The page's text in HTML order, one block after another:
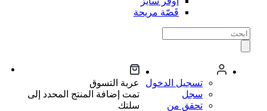
قَصّة مريحة
تسجيل الدخول
سجل
تحقق من
عربة التسوق
تمت إضافة المنتج المحدد إلى
سلتك